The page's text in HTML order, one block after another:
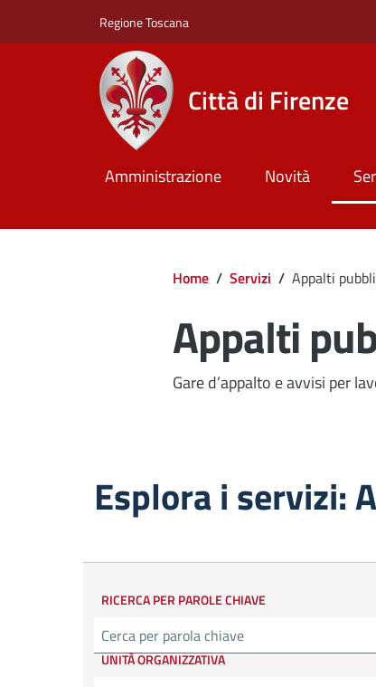
Regione Toscana
Città di Firenze
Amministrazione Novità
Briciole di
Home / Servizi / Appalti
Appalti
Gare d’appalto e avvisi per
Esplora i servizi:
RICERCA PER PAROLE CHIAVE
UNITÀ ORGANIZZATIVA